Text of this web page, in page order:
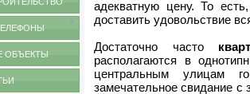
ОБЪЕКТЫ
адекватную цену. То
доставить удовольствие
Достаточно часто
располагаются в
центральным улицам
замечательное свидание